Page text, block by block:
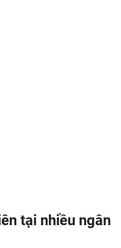
tại nhiều ngân